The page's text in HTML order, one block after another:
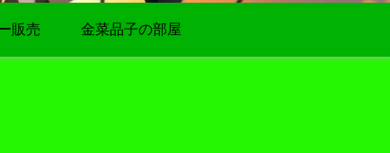
販売 金菜品子の部屋